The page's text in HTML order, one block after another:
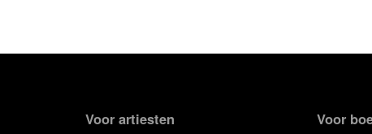
Voor artiesten Voor